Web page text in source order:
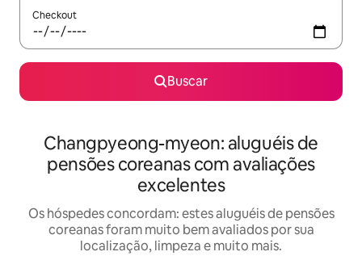
Checkout
Buscar
Changpyeong-myeon: aluguéis de
pensões coreanas com avaliações
excelentes
Os hóspedes concordam: estes aluguéis de pensões
coreanas foram muito bem avaliados por sua
localização, limpeza e muito mais.